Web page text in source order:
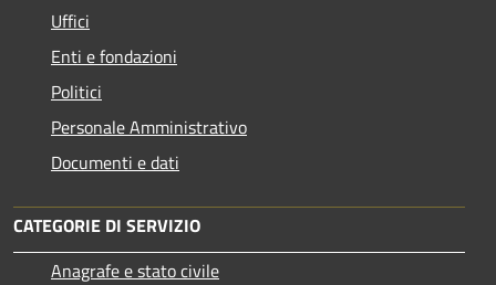
Uffici
Enti e fondazioni
Politici
Personale Amministrativo
Documenti e dati
CATEGORIE DI SERVIZIO
Anagrafe e stato civile